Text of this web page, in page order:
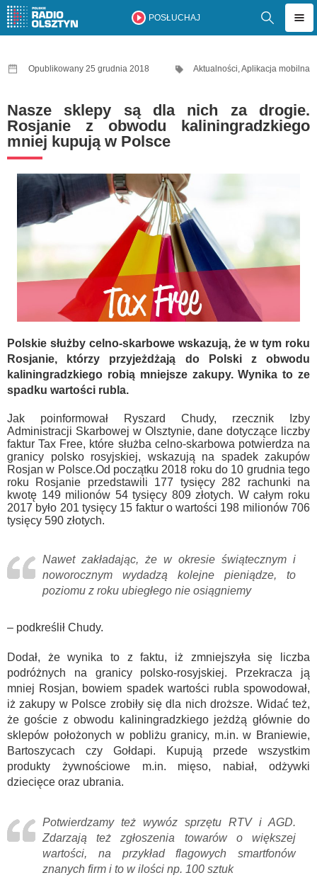
POSŁUCHAJ
Opublikowany 25 grudnia 2018 Aktualności,Aplikacja mobilna
Nasze sklepy są dla nich za drogie.
Rosjanie z obwodu kaliningradzkiego
mniej kupują w Polsce
Polskie służby celno-skarbowe wskazują, że w tym roku
Rosjanie, którzy przyjeżdżają do Polski z obwodu
kaliningradzkiego robią mniejsze zakupy. Wynika to ze
spadku wartości rubla.
Jak poinformował Ryszard Chudy, rzecznik Izby
Administracji Skarbowej w Olsztynie, dane dotyczące liczby
faktur Tax Free, które służba celno-skarbowa potwierdza na
granicy polsko rosyjskiej, wskazują na spadek zakupów
Rosjan w Polsce.Od początku 2018 roku do 10 grudnia tego
roku Rosjanie przedstawili 177 tysięcy 282 rachunki na
kwotę 149 milionów 54 tysięcy 809 złotych. W całym roku
2017 było 201 tysięcy 15 faktur o wartości 198 milionów 706
tysięcy 590 złotych.
Nawet zakładając, że w okresie świątecznym i
noworocznym wydadzą kolejne pieniądze, to
poziomu z roku ubiegłego nie osiągniemy
– podkreślił Chudy.
Dodał, że wynika to z faktu, iż zmniejszyła się liczba
podróżnych na granicy polsko-rosyjskiej. Przekracza ją
mniej Rosjan, bowiem spadek wartości rubla spowodował,
iż zakupy w Polsce zrobiły się dla nich droższe. Widać też,
że goście z obwodu kaliningradzkiego jeżdżą głównie do
sklepów położonych w pobliżu granicy, m.in. w Braniewie,
Bartoszycach czy Gołdapi. Kupują przede wszystkim
produkty żywnościowe m.in. mięso, nabiał, odżywki
dziecięce oraz ubrania.
Potwierdzamy też wywóz sprzętu RTV i AGD.
Zdarzają też zgłoszenia towarów o większej
wartości, na przykład flagowych smartfonów
znanych firm i to w ilości np. 100 sztuk